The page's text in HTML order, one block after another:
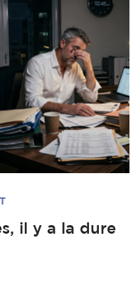
il y a la dure